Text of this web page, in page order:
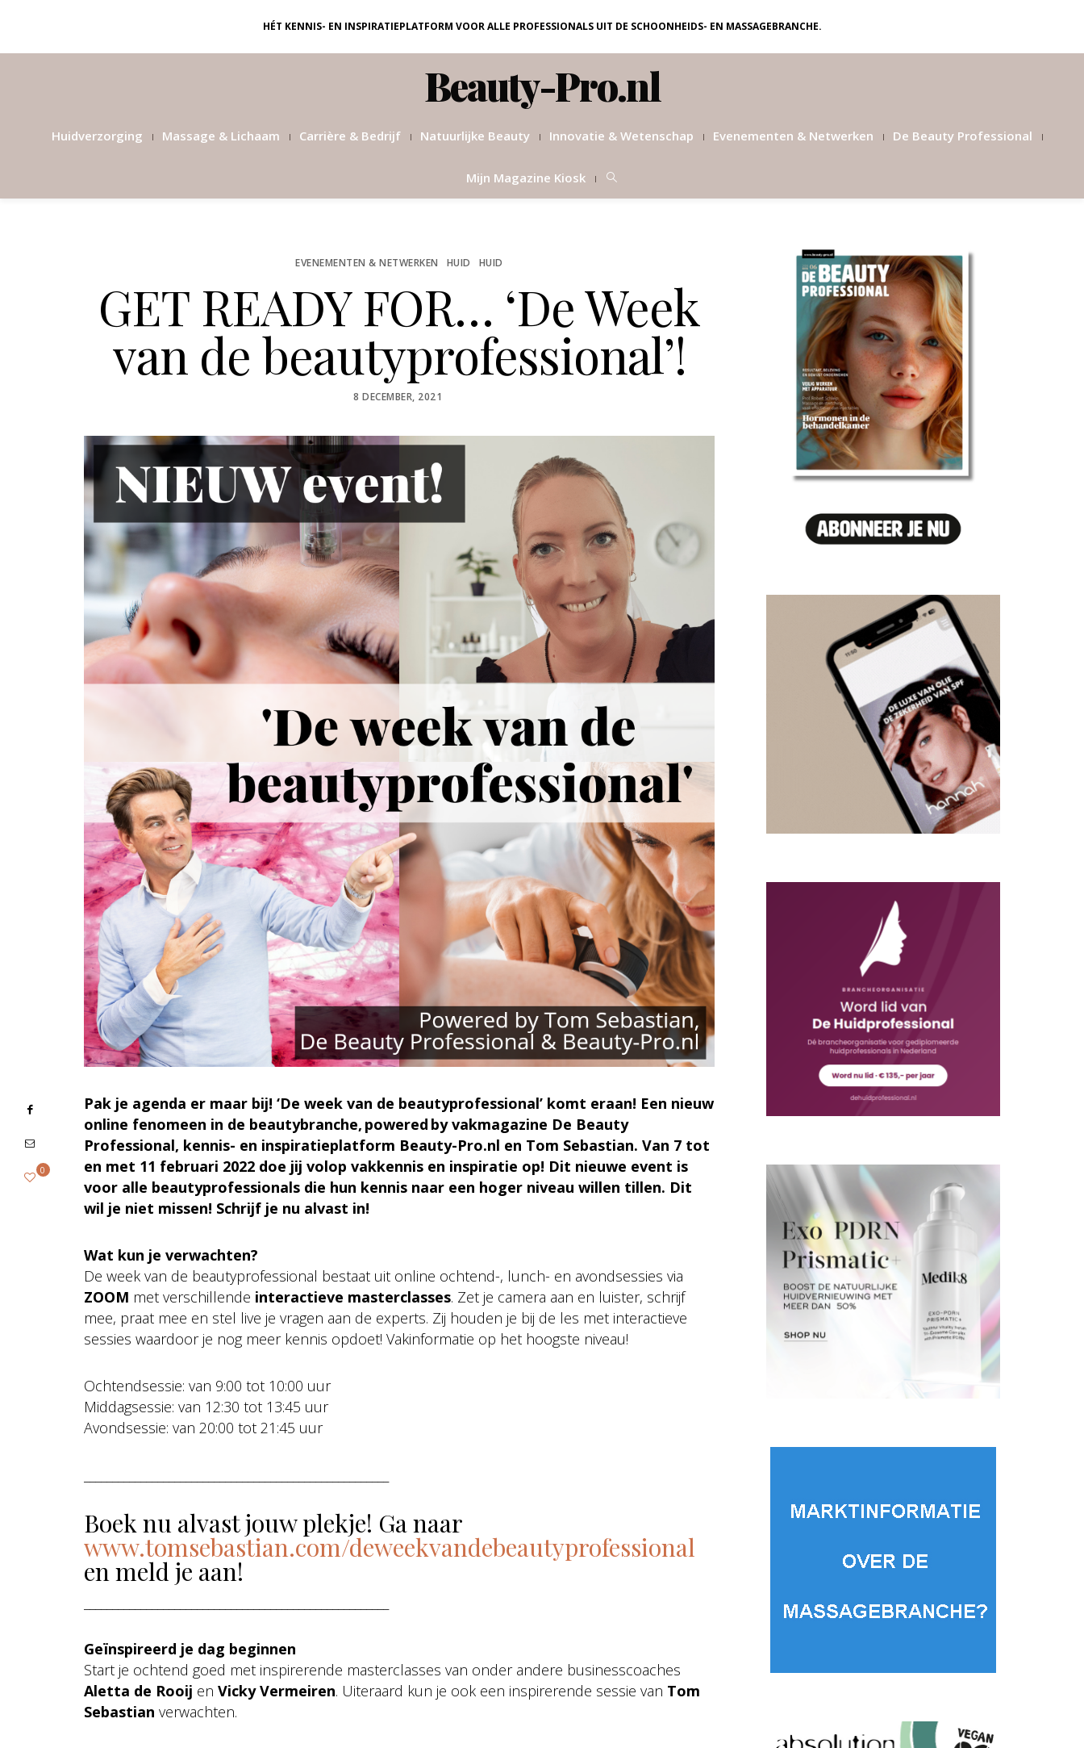
HÉT KENNIS- EN INSPIRATIEPLATFORM VOOR ALLE PROFESSIONALS UIT DE SCHOONHEIDS- EN MASSAGEBRANCHE.
Beauty-Pro.nl
Huidverzorging Massage & Lichaam Carrière & Bedrijf Natuurlijke Beauty Innovatie & Wetenschap Evenementen & Netwerken De Beauty Professional
Mijn Magazine Kiosk
EVENEMENTEN & NETWERKEN HUID HUID
GET READY FOR… ‘De Week
van de beautyprofessional’!
POSTED
8 DECEMBER, 2021
Pak je agenda er maar bij! ‘De week van de beautyprofessional’ komt eraan! Een nieuw
online fenomeen in de beautybranche, powered by vakmagazine De Beauty
Professional, kennis- en inspiratieplatform Beauty-Pro.nl en Tom Sebastian. Van 7 tot
en met 11 februari 2022 doe jij volop vakkennis en inspiratie op! Dit nieuwe event is
voor alle beautyprofessionals die hun kennis naar een hoger niveau willen tillen. Dit
wil je niet missen! Schrijf je nu alvast in!
Wat kun je verwachten?
De week van de beautyprofessional bestaat uit online ochtend-, lunch- en avondsessies via
ZOOM met verschillende interactieve masterclasses. Zet je camera aan en luister, schrijf
mee, praat mee en stel live je vragen aan de experts. Zij houden je bij de les met interactieve
sessies waardoor je nog meer kennis opdoet! Vakinformatie op het hoogste niveau!
Ochtendsessie: van 9:00 tot 10:00 uur
Middagsessie: van 12:30 tot 13:45 uur
Avondsessie: van 20:00 tot 21:45 uur
Boek nu alvast jouw plekje! Ga naar
www.tomsebastian.com/deweekvandebeautyprofessional
en meld je aan!
Geïnspireerd je dag beginnen
Start je ochtend goed met inspirerende masterclasses van onder andere businesscoaches
Aletta de Rooij en Vicky Vermeiren. Uiteraard kun je ook een inspirerende sessie van Tom
Sebastian verwachten.
0